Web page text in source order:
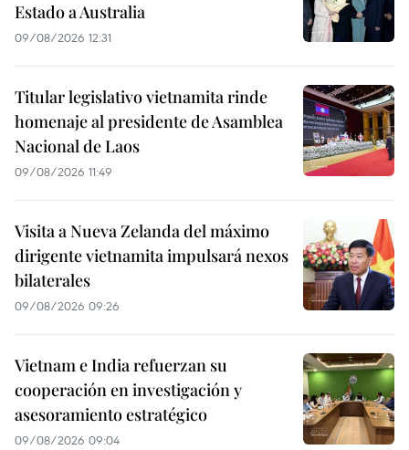
Estado a Australia
09/08/2026 12:31
Titular legislativo vietnamita rinde
homenaje al presidente de Asamblea
Nacional de Laos
09/08/2026 11:49
Visita a Nueva Zelanda del máximo
dirigente vietnamita impulsará nexos
bilaterales
09/08/2026 09:26
Vietnam e India refuerzan su
cooperación en investigación y
asesoramiento estratégico
09/08/2026 09:04